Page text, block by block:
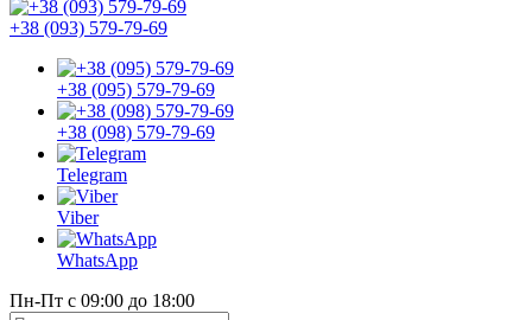
+38 (093) 579-79-69
+38 (095) 579-79-69
+38 (098) 579-79-69
Telegram
Viber
WhatsApp
Пн-Пт с 09:00 до 18:00